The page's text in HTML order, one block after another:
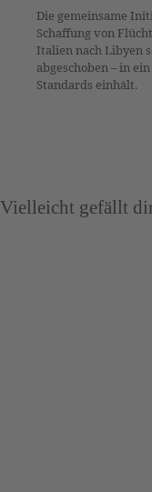
Die gemeinsame
Schaffung von
Italien nach Libyen
abgeschoben – in
Standards einhält.
Vielleicht gefällt